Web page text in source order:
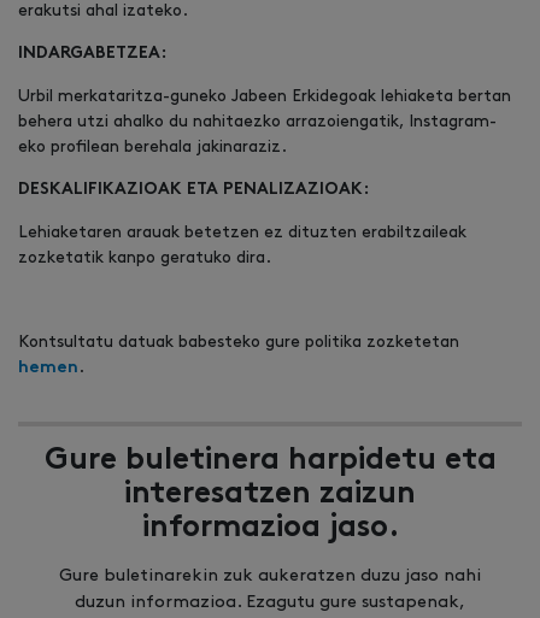
erakutsi ahal izateko.
INDARGABETZEA:
Urbil merkataritza-guneko Jabeen Erkidegoak lehiaketa bertan
behera utzi ahalko du nahitaezko arrazoiengatik, Instagram-
eko profilean berehala jakinaraziz.
DESKALIFIKAZIOAK ETA PENALIZAZIOAK:
Lehiaketaren arauak betetzen ez dituzten erabiltzaileak
zozketatik kanpo geratuko dira.
Kontsultatu datuak babesteko gure politika zozketetan
hemen .
Gure buletinera harpidetu eta
interesatzen zaizun
informazioa jaso.
Gure buletinarekin zuk aukeratzen duzu jaso nahi
duzun informazioa. Ezagutu gure sustapenak,